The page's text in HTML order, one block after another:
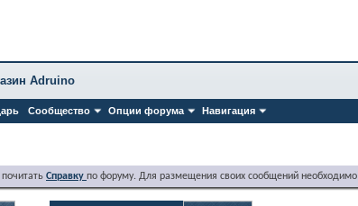
Сообщество Опции форума Навигация
Adruino
Справку по форуму. Для размещения своих сообщений необходимо